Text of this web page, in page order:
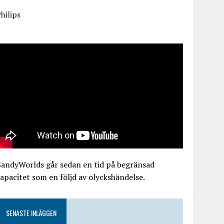
går sedan en tid på begränsad
som en följd av olyckshändelse.
SENASTE INLÄGGEN